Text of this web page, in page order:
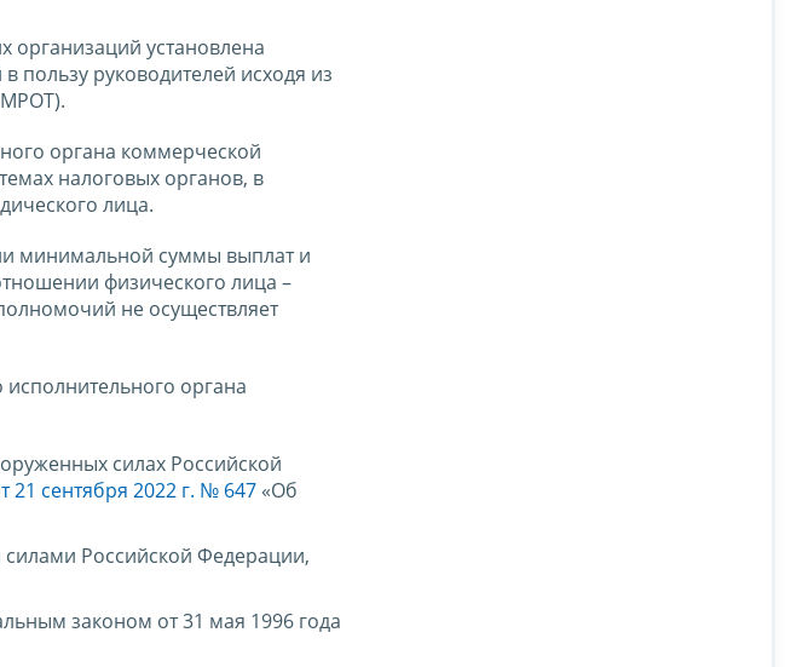
организаций установлена
пользу руководителей исходя из
МРОТ).
органа коммерческой
налоговых органов, в
лица.
минимальной суммы выплат и
физического лица –
не осуществляет
органа
силах Российской
21 сентября 2022 г. № 647 «Об
Российской Федерации,
законом от 31 мая 1996 года